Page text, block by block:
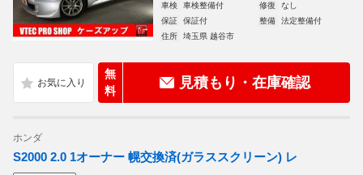
車検
車検整備付 修復
なし
保証
保証付 整備
法定整備付
住所
埼玉県 越谷市
無
料
見積もり・在庫確認
ホンダ
S2000 2.0 1オーナー 幌交換済(ガラススクリーン) レ